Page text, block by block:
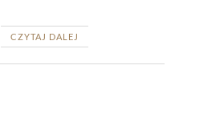
CZYTAJ DALEJ